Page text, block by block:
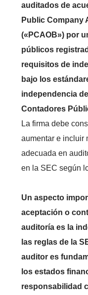
auditados de
Public Company
(«PCAOB») por
públicos
requisitos de
bajo los
independencia
Contadores
La firma debe
aumentar e incluir
adecuada en
en la SEC según
Un aspecto
aceptación o
auditoría es la
las reglas de la
auditor es
los estados
responsabilidad